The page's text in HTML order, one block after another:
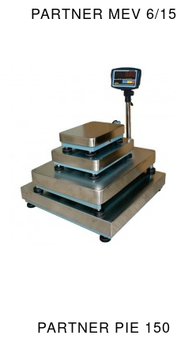
PARTNER MEV 6/15
PARTNER PIE 150